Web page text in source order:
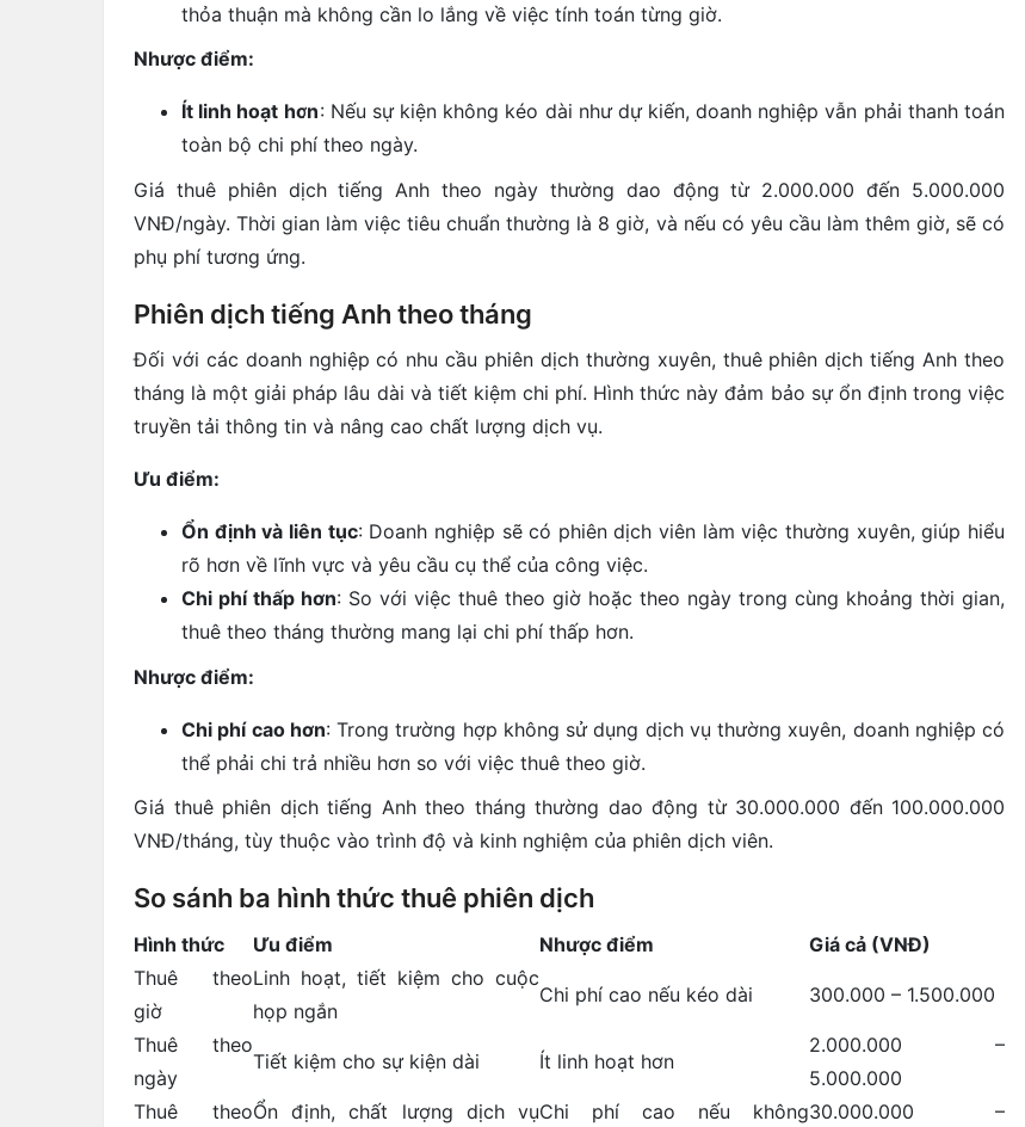
thỏa thuận mà không cần lo lắng về việc tính toán từng giờ.
Nhược điểm:
Ít linh hoạt hơn: Nếu sự kiện không kéo dài như dự kiến, doanh nghiệp vẫn phải thanh toán
toàn bộ chi phí theo ngày.
Giá thuê phiên dịch tiếng Anh theo ngày thường dao động từ 2.000.000 đến 5.000.000
VNĐ/ngày. Thời gian làm việc tiêu chuẩn thường là 8 giờ, và nếu có yêu cầu làm thêm giờ, sẽ có
phụ phí tương ứng.
Phiên dịch tiếng Anh theo tháng
Đối với các doanh nghiệp có nhu cầu phiên dịch thường xuyên, thuê phiên dịch tiếng Anh theo
tháng là một giải pháp lâu dài và tiết kiệm chi phí. Hình thức này đảm bảo sự ổn định trong việc
truyền tải thông tin và nâng cao chất lượng dịch vụ.
Ưu điểm:
Ổn định và liên tục: Doanh nghiệp sẽ có phiên dịch viên làm việc thường xuyên, giúp hiểu
rõ hơn về lĩnh vực và yêu cầu cụ thể của công việc.
Chi phí thấp hơn: So với việc thuê theo giờ hoặc theo ngày trong cùng khoảng thời gian,
thuê theo tháng thường mang lại chi phí thấp hơn.
Nhược điểm:
Chi phí cao hơn: Trong trường hợp không sử dụng dịch vụ thường xuyên, doanh nghiệp có
thể phải chi trả nhiều hơn so với việc thuê theo giờ.
Giá thuê phiên dịch tiếng Anh theo tháng thường dao động từ 30.000.000 đến 100.000.000
VNĐ/tháng, tùy thuộc vào trình độ và kinh nghiệm của phiên dịch viên.
So sánh ba hình thức thuê phiên dịch
Hình thức Ưu điểm Nhược điểm
Giá cả (VNĐ)
Thuê theo
giờ
Linh hoạt, tiết kiệm cho cuộc
họp ngắn
Chi phí cao nếu kéo dài 300.000 – 1.500.000
Thuê theo
ngày
Tiết kiệm cho sự kiện dài Ít linh hoạt hơn
2.000.000 –
5.000.000
Thuê theoỔn định, chất lượng dịch vụChi phí cao nếu không30.000.000 –